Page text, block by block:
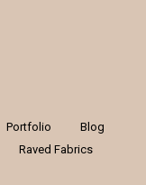
Portfolio
Blog
Raved Fabrics